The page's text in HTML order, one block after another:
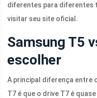
diferentes para diferentes
visitar seu site oficial.
Samsung T5
escolher
A principal diferença entre
T7 é que o drive T7 é